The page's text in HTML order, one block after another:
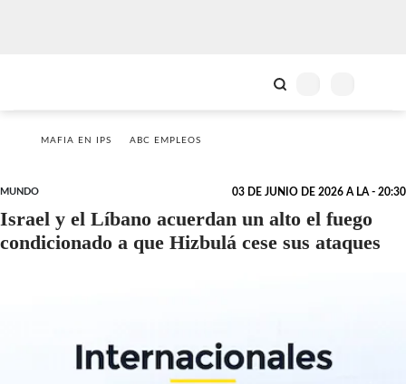
MAFIA EN IPS ABC EMPLEOS
MUNDO 03 DE JUNIO DE 2026 A LA - 20:30
Israel y el Líbano acuerdan un alto el fuego
condicionado a que Hizbulá cese sus ataques